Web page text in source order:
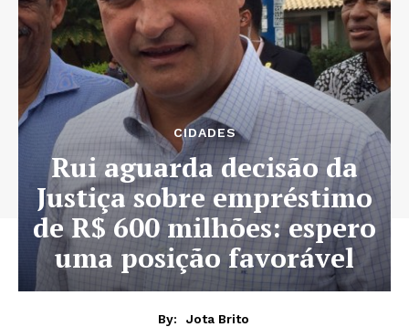
CIDADES
Rui aguarda decisão da
Justiça sobre empréstimo
de R$ 600 milhões: espero
uma posição favorável
By:
Jota Brito